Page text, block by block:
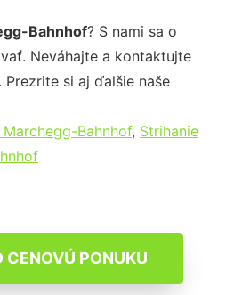
Bahnhof? S nami sa o
Neváhajte a kontaktujte
si aj ďalšie naše
Bahnhof, Strihanie
CENOVÚ PONUKU